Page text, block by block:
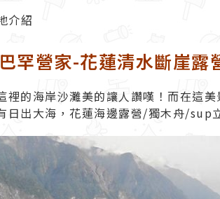
介紹
罕營家-花蓮清水斷崖露
裡的海岸沙灘美的讓人讚嘆！而在這
日出大海，花蓮海邊露營/獨木舟/sup